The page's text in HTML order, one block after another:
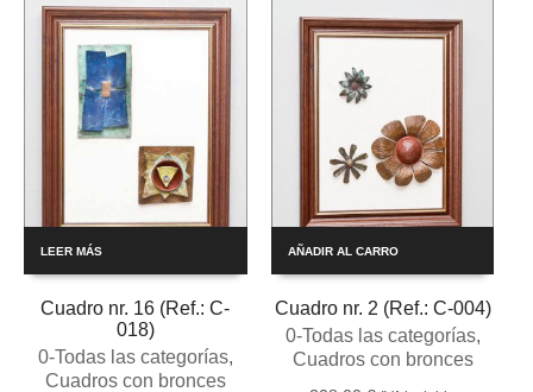
LEER MÁS
Cuadro nr. 16 (Ref.: C-
018)
0-Todas las categorías,
Cuadros con bronces
AÑADIR AL CARRO
Cuadro nr. 2 (Ref.: C-004)
0-Todas las categorías,
Cuadros con bronces